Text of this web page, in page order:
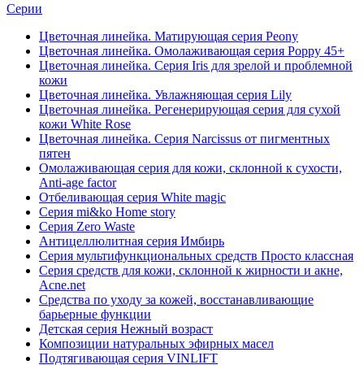
Серии
Цветочная линейка. Матирующая серия Peony
Цветочная линейка. Омолаживающая серия Poppy 45+
Цветочная линейка. Серия Iris для зрелой и проблемной
кожи
Цветочная линейка. Увлажняющая серия Lily
Цветочная линейка. Регенерирующая серия для сухой
кожи White Rose
Цветочная линейка. Серия Narcissus от пигментных
пятен
Омолаживающая серия для кожи, склонной к сухости,
Anti-age factor
Отбеливающая серия White magic
Серия mi&ko Home story
Серия Zero Waste
Антицеллюлитная серия Имбирь
Серия мультифункциональных средств Просто классная
Серия средств для кожи, склонной к жирности и акне,
Acne.net
Средства по уходу за кожей, восстанавливающие
барьерные функции
Детская серия Нежный возраст
Композиции натуральных эфирных масел
Подтягивающая серия VINLIFT